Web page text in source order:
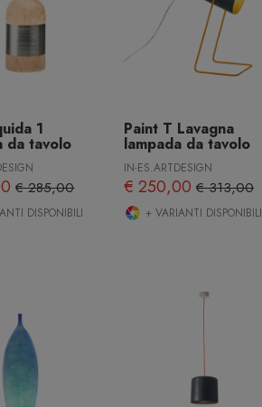
1
da tavolo
€ 285,00
DISPONIBILI
Paint T Lavagna
lampada da tavolo
IN-ES.ARTDESIGN
€ 250,00€ 313,00
+ VARIANTI DISPONIBILI